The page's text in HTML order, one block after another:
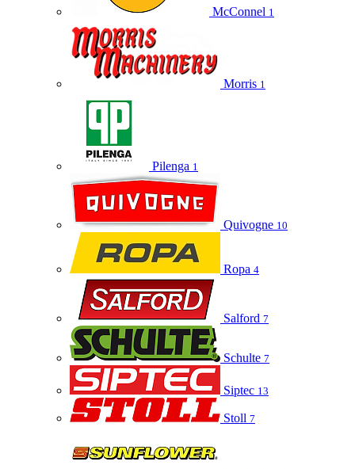
McConnel 1
Morris 1
Pilenga 1
Quivogne 10
Ropa 4
Salford 7
Schulte 7
Siptec 13
Stoll 7